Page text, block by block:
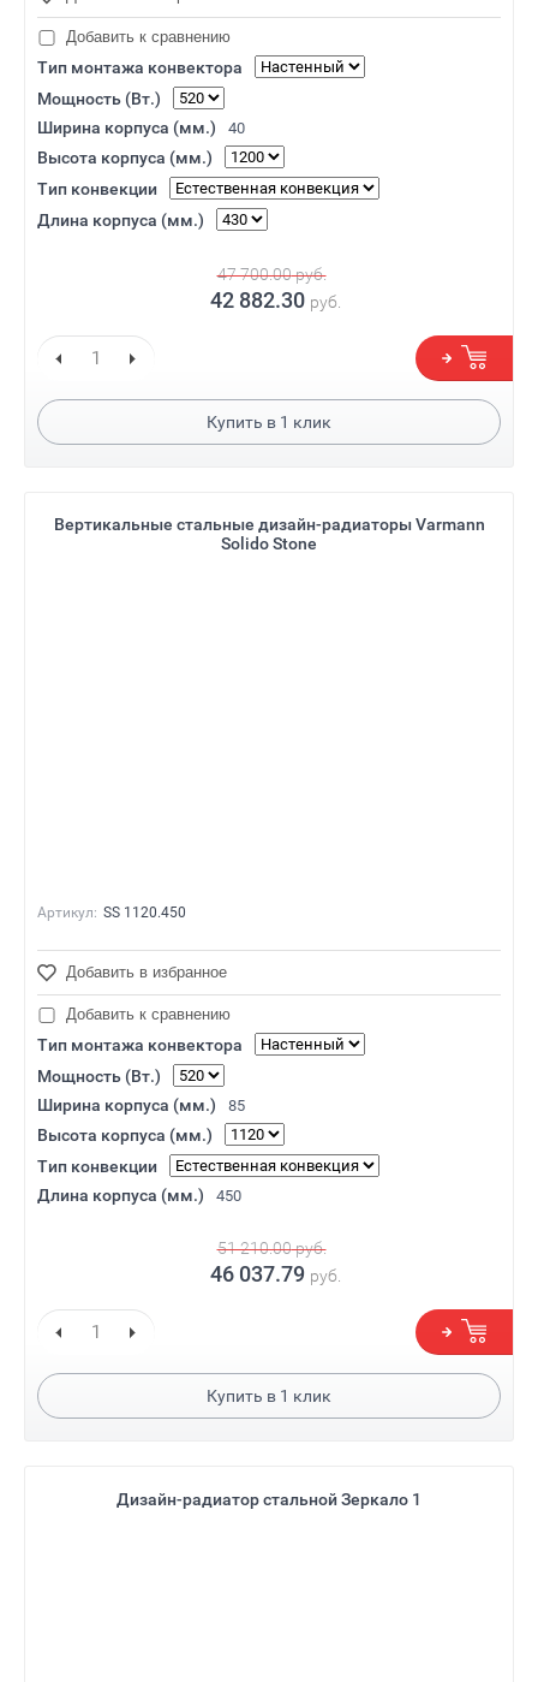
Добавить к сравнению
Тип монтажа конвектора
Мощность (Вт.)
Ширина корпуса (мм.)
40
Высота корпуса (мм.)
Тип конвекции
Длина корпуса (мм.)
47 700.00руб.
42 882.30 руб.
Купить в 1 клик
Вертикальные стальные дизайн-радиаторы Varmann
Solido Stone
Артикул: SS 1120.450
Добавить в избранное
Добавить к сравнению
Тип монтажа конвектора
Мощность (Вт.)
Ширина корпуса (мм.)
85
Высота корпуса (мм.)
Тип конвекции
Длина корпуса (мм.)
450
51 210.00руб.
46 037.79 руб.
Купить в 1 клик
Дизайн-радиатор стальной Зеркало 1